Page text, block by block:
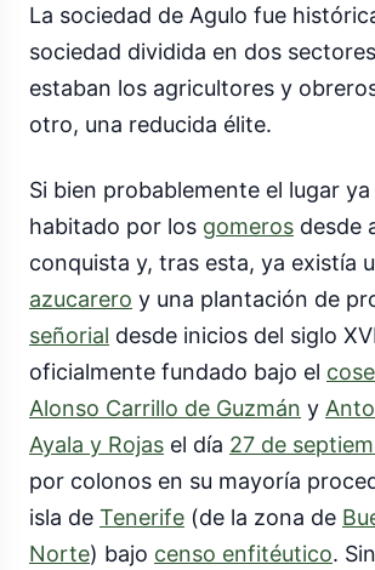
La sociedad de Agulo fue
sociedad dividida en dos
estaban los agricultores y
otro, una reducida élite.
Si bien probablemente el lugar
habitado por los gomeros desde
conquista y, tras esta, ya existía
azucarero y una plantación de
señorial desde inicios del siglo
oficialmente fundado bajo el
Alonso Carrillo de Guzmán y
Ayala y Rojas el día 27 de
por colonos en su mayoría
isla de Tenerife (de la zona de
Norte) bajo censo enfitéutico.